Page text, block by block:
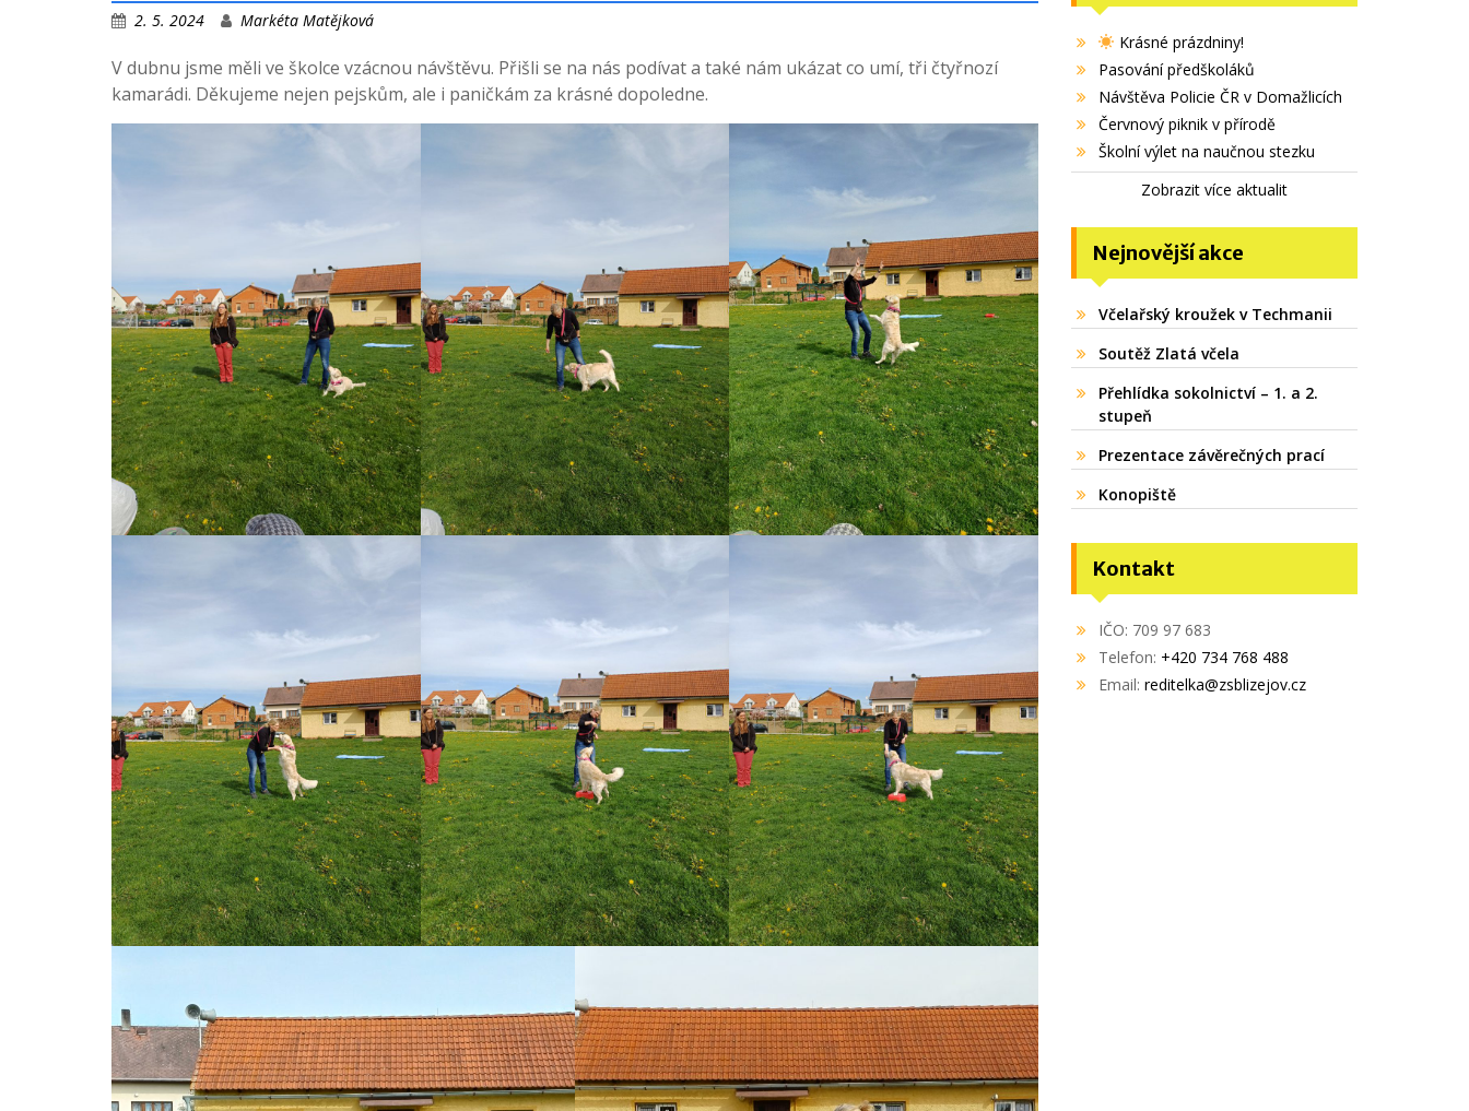
2. 5. 2024 Markéta Matějková
V dubnu jsme měli ve školce vzácnou návštěvu. Přišli se na nás podívat a také nám ukázat co umí, tři čtyřnozí
kamarádi. Děkujeme nejen pejskům, ale i paničkám za krásné dopoledne.
Krásné prázdniny!
Pasování předškoláků
Návštěva Policie ČR v Domažlicích
Červnový piknik v přírodě
Školní výlet na naučnou stezku
Zobrazit více aktualit
Nejnovější akce
Včelařský kroužek v Techmanii
Soutěž Zlatá včela
Přehlídka sokolnictví – 1. a 2.
stupeň
Prezentace závěrečných prací
Konopiště
Kontakt
IČO: 709 97 683
Telefon: +420 734 768 488
Email: reditelka@zsblizejov.cz